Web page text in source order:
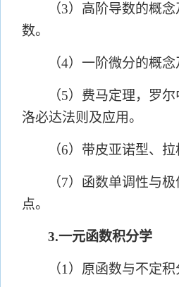
（3）高阶导数的概
数。
（4）一阶微分的概念
（5）费马定理，罗
洛必达法则及应用。
（6）带皮亚诺型、
（7）函数单调性与
点。
3.一元函数积分学
（1）原函数与不定